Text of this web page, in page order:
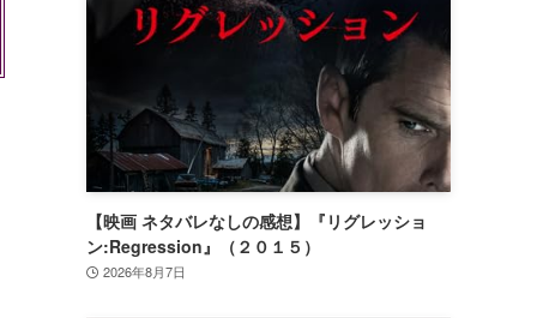
【映画 ネタバレなしの感想】『リグレッショ
ン:Regression』（２０１５）
2026年8月7日